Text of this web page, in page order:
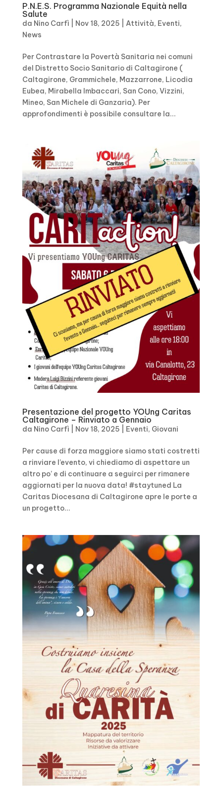
P.N.E.S. Programma Nazionale Equità nella
Salute
da Nino Carfì Nov 18, 2025 Attività, Eventi,
News
Per Contrastare la Povertà Sanitaria nei comuni
del Distretto Socio Sanitario di Caltagirone (
Caltagirone, Grammichele, Mazzarrone, Licodia
Eubea, Mirabella Imbaccari, San Cono, Vizzini,
Mineo, San Michele di Ganzaria). Per
approfondimenti è possibile consultare la...
Presentazione del progetto YOUng Caritas
Caltagirone – Rinviato a Gennaio
da Nino Carfì Nov 18, 2025 Eventi, Giovani
Per cause di forza maggiore siamo stati costretti
a rinviare l’evento, vi chiediamo di aspettare un
altro po’ e di continuare a seguirci per rimanere
aggiornati per la nuova data! #staytuned La
Caritas Diocesana di Caltagirone apre le porte a
un progetto...